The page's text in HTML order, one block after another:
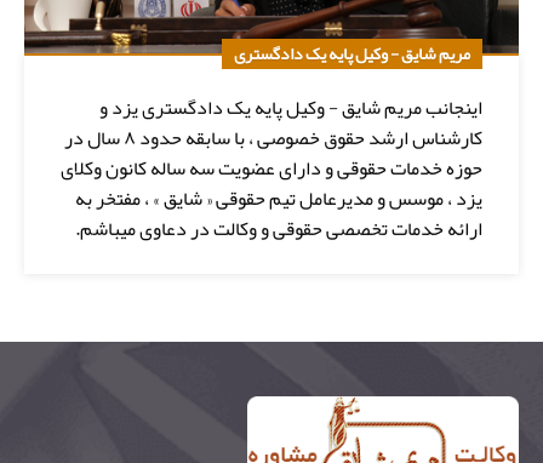
مریم شایق - وکیل پایه یک دادگستری
اینجانب مریم شایق - وکیل پایه یک دادگستری یزد و
کارشناس ارشد حقوق خصوصی ، با سابقه حدود ۸ سال در
حوزه خدمات حقوقی و دارای عضویت سه ساله کانون وکلای
یزد ، موسس و مدیرعامل تیم حقوقی « شایق » ، مفتخر به
ارائه خدمات تخصصی حقوقی و وکالت در دعاوی میباشم.